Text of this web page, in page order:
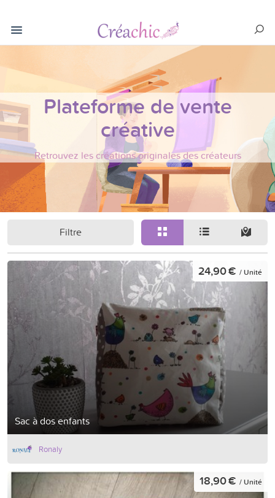
Plateforme de vente
créative
Retrouvez les créations originales des créateurs
Filtre
Sac à dos enfants
24,90 € / Unité
Ronaly
18,90 € / Unité